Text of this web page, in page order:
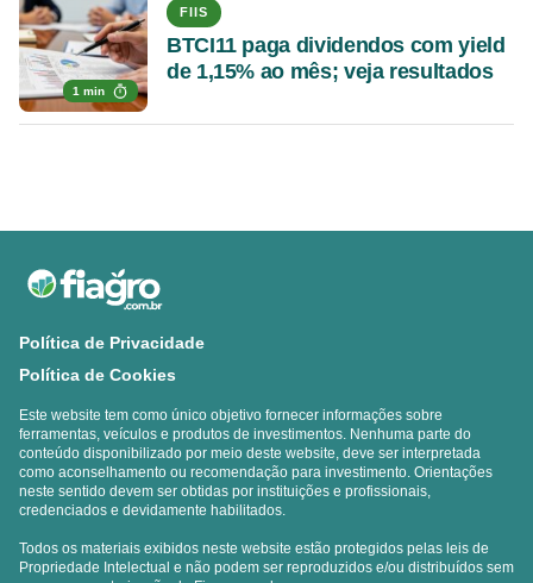
1 min
FIIS
BTCI11 paga dividendos com yield
de 1,15% ao mês; veja resultados
Política de Privacidade
Política de Cookies
Este website tem como único objetivo fornecer informações sobre
ferramentas, veículos e produtos de investimentos. Nenhuma parte do
conteúdo disponibilizado por meio deste website, deve ser interpretada
como aconselhamento ou recomendação para investimento. Orientações
neste sentido devem ser obtidas por instituições e profissionais,
credenciados e devidamente habilitados.
Todos os materiais exibidos neste website estão protegidos pelas leis de
Propriedade Intelectual e não podem ser reproduzidos e/ou distribuídos sem